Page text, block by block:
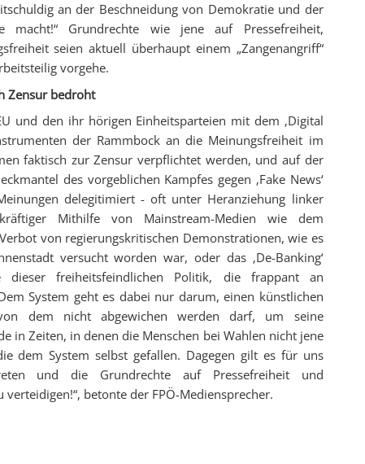
an der Beschneidung von Demokratie und der
macht!“ Grundrechte wie jene auf Pressefreiheit,
seien aktuell überhaupt einem „Zangenangriff“
vorgehe.
Zensur bedroht
und den ihr hörigen Einheitsparteien mit dem ‚Digital
der Rammbock an die Meinungsfreiheit im
faktisch zur Zensur verpflichtet werden, und auf der
des vorgeblichen Kampfes gegen ‚Fake News‘
delegitimiert - oft unter Heranziehung linker
Mithilfe von Mainstream-Medien wie dem
von regierungskritischen Demonstrationen, wie es
versucht worden war, oder das ‚De-Banking‘
dieser freiheitsfeindlichen Politik, die frappant an
System geht es dabei nur darum, einen künstlichen
von dem nicht abgewichen werden darf, um seine
in Zeiten, in denen die Menschen bei Wahlen nicht jene
dem System selbst gefallen. Dagegen gilt es für uns
und die Grundrechte auf Pressefreiheit und
betonte der FPÖ-Mediensprecher.